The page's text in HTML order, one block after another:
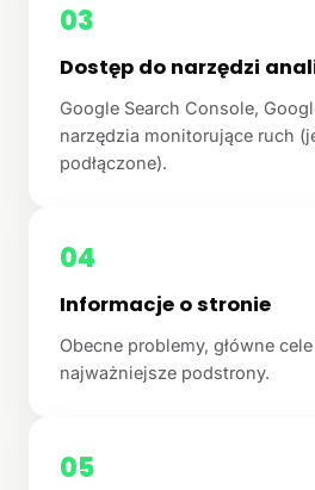
03
Dostęp do narzędzi
Google Search Console,
narzędzia monitorujące ruch
podłączone).
04
Informacje o stronie
Obecne problemy, główne
najważniejsze podstrony.
05